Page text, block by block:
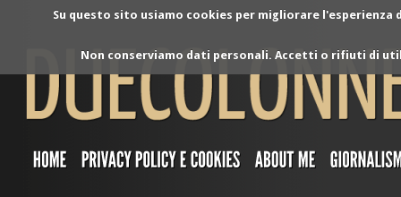
Su questo sito usiamo cookies per migliorare
Non conserviamo dati personali. Accetti o rifiuti di